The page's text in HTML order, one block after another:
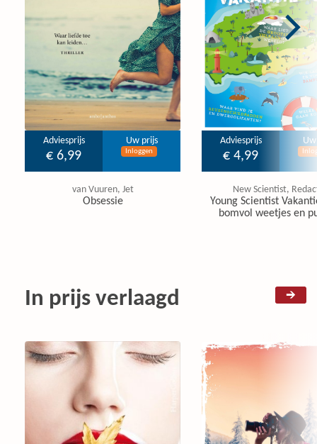
Adviesprijs
€ 6,99
Uw prijs
Inloggen
van Vuuren, Jet
Obsessie
Adviesprijs
€ 4,99
New Scientist,
Young Scientist
bomvol weetjes en
In prijs verlaagd